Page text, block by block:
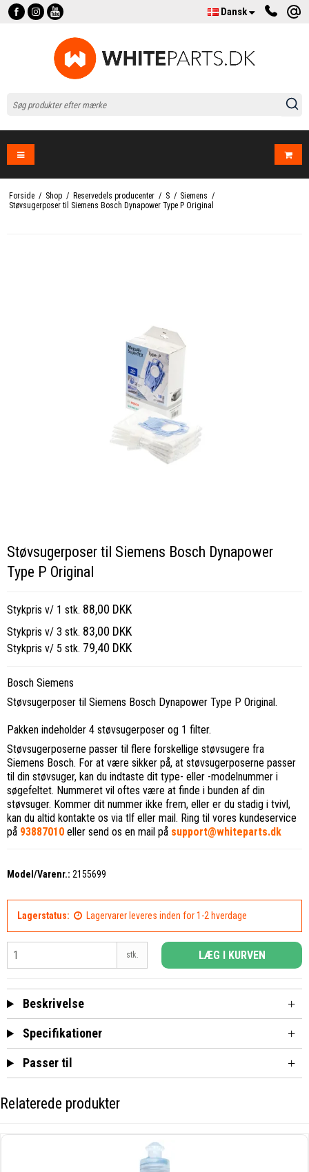
Dansk
Forside / Shop / Reservedels producenter / S / Siemens /
Støvsugerposer til Siemens Bosch Dynapower Type P Original
Støvsugerposer til Siemens Bosch Dynapower
Type P Original
Stykpris v/ 1 stk. 88,00 DKK
Stykpris v/ 3 stk. 83,00 DKK
Stykpris v/ 5 stk. 79,40 DKK
Bosch Siemens
Støvsugerposer til Siemens Bosch Dynapower Type P Original.
Pakken indeholder 4 støvsugerposer og 1 filter.
Støvsugerposerne passer til flere forskellige støvsugere fra
Siemens Bosch. For at være sikker på, at støvsugerposerne passer
til din støvsuger, kan du indtaste dit type- eller -modelnummer i
søgefeltet. Nummeret vil oftes være at finde i bunden af din
støvsuger. Kommer dit nummer ikke frem, eller er du stadig i tvivl,
kan du altid kontakte os via tlf eller mail. Ring til vores kundeservice
på 93887010 eller send os en mail på support@whiteparts.dk
Model/Varenr.: 2155699
Lagerstatus: Lagervarer leveres inden for 1-2 hverdage
stk. LÆG I KURVEN
Beskrivelse
Specifikationer
Passer til
Relaterede produkter